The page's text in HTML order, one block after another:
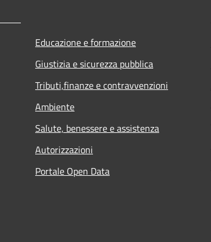
Educazione e formazione
Giustizia e sicurezza pubblica
Tributi,finanze e contravvenzioni
Ambiente
Salute, benessere e assistenza
Autorizzazioni
Portale Open Data